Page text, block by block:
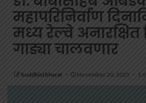
महापरिनिर्वाण
मध्य रेल्वे
गाड्या चालवणार
buddhistbharat November 20, 2025 1